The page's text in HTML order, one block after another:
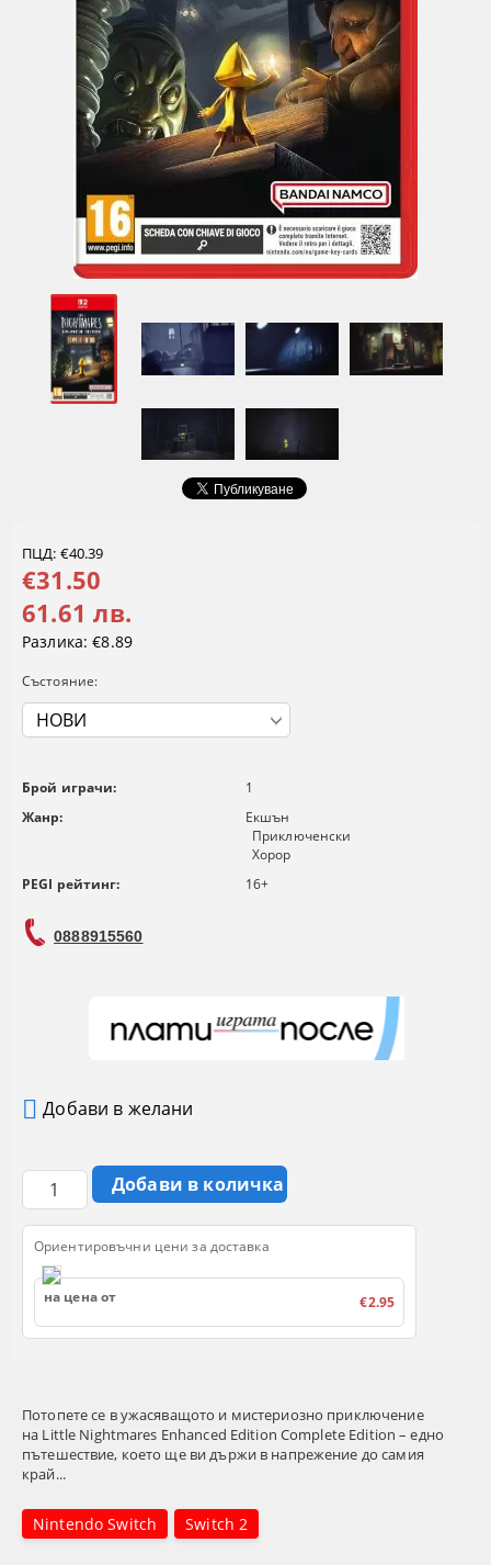
Потопете се в ужасяващото и мистериозно приключение
на Little Nightmares Enhanced Edition Complete Edition – едно
пътешествие, което ще ви държи в напрежение до самия
край...
Nintendo Switch Switch 2
ПЦД: €40.39
€31.50
61.61 лв.
Разлика: €8.89
Състояние:
Брой играчи:
1
Жанр:
Екшън
Приключенски
Хорор
PEGI рейтинг:
16+
0888915560
Добави в желани
Ориентировъчни цени за доставка
на цена от €2.95